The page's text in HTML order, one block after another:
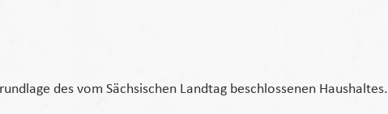
des vom Sächsischen Landtag beschlossenen Haushaltes.